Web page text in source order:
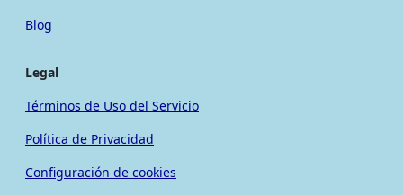
Blog
Legal
Términos de Uso del Servicio
Política de Privacidad
Configuración de cookies